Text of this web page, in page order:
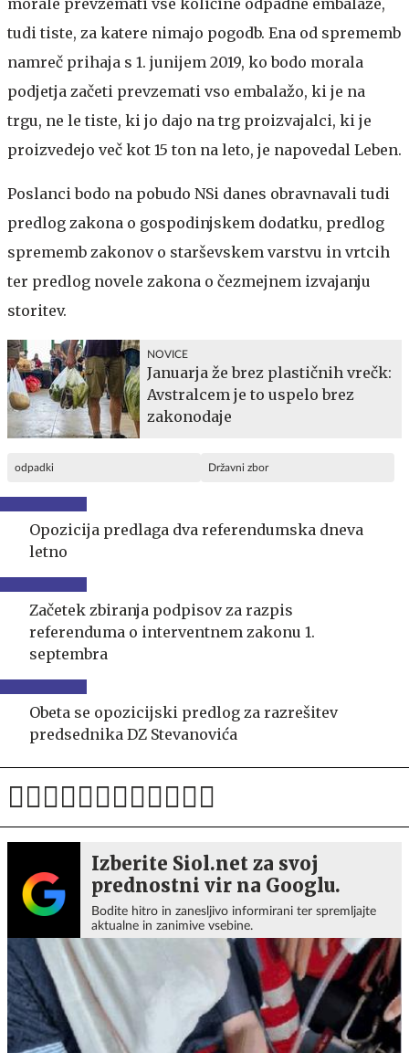
tudi tiste, za katere nimajo pogodb. Ena od sprememb
namreč prihaja s 1. junijem 2019, ko bodo morala
podjetja začeti prevzemati vso embalažo, ki je na
trgu, ne le tiste, ki jo dajo na trg proizvajalci, ki je
proizvedejo več kot 15 ton na leto, je napovedal Leben.
Poslanci bodo na pobudo NSi danes obravnavali tudi
predlog zakona o gospodinjskem dodatku, predlog
sprememb zakonov o starševskem varstvu in vrtcih
ter predlog novele zakona o čezmejnem izvajanju
storitev.
NOVICE
Januarja že brez plastičnih vrečk:
Avstralcem je to uspelo brez
zakonodaje
odpadki Državni zbor
Opozicija predlaga dva referendumska dneva
letno
Začetek zbiranja podpisov za razpis
referenduma o interventnem zakonu 1.
septembra
Obeta se opozicijski predlog za razrešitev
predsednika DZ Stevanovića
Izberite Siol.net za svoj
prednostni vir na Googlu.
Bodite hitro in zanesljivo informirani ter spremljajte
aktualne in zanimive vsebine.